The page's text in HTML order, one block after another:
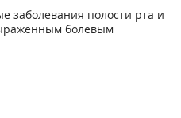
заболевания полости рта и
болевым